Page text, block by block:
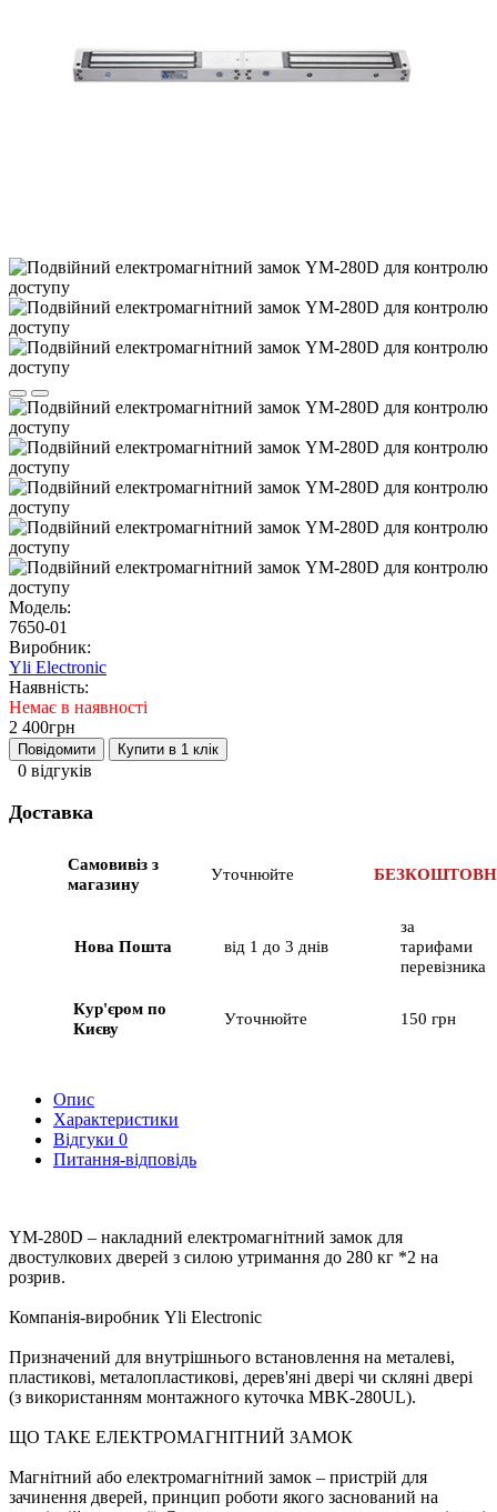
Модель:
7650-01
Виробник:
Yli Electronic
Наявність:
Немає в наявності
2 400грн
Повідомити Купити в 1 клік
0 відгуків
Доставка
Самовивіз з
магазину
Уточнюйте
Нова Пошта від 1 до 3 днів
за
тарифами
перевізника
Кур'єром по
Києву
Уточнюйте 150 грн
Опис
Характеристики
Відгуки 0
Питання-відповідь
YM-280D – накладний електромагнітний замок для
двостулкових дверей з силою утримання до 280 кг *2 на
розрив.
Компанія-виробник Yli Electronic
Призначений для внутрішнього встановлення на металеві,
пластикові, металопластикові, дерев'яні двері чи скляні двері
(з використанням монтажного куточка MBK-280UL).
ЩО ТАКЕ ЕЛЕКТРОМАГНІТНИЙ ЗАМОК
Магнітний або електромагнітний замок – пристрій для
зачинення дверей, принцип роботи якого заснований на